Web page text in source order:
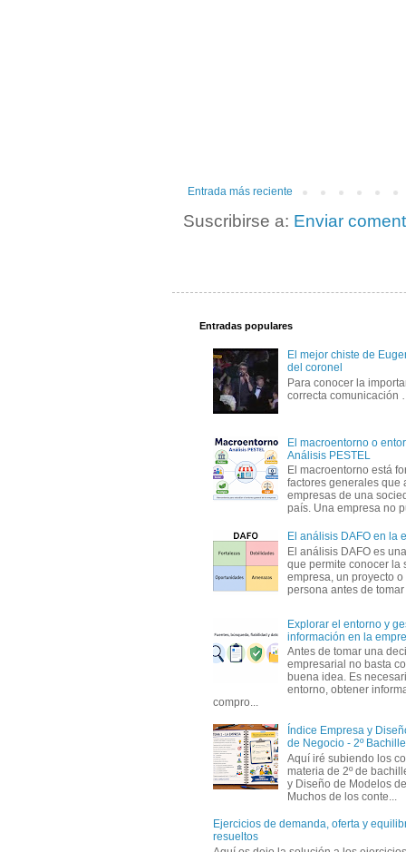
Entrada más reciente
Suscribirse a: Enviar
Entradas populares
El mejor chiste de
del coronel
Para conocer la
correcta
El macroentorno o
Análisis PESTEL
El macroentorno está
factores generales que
empresas de una
país. Una empresa no
El análisis DAFO en la
El análisis DAFO es
que permite conocer la
empresa, un proyecto
persona antes de
Explorar el entorno y
información en la
Antes de tomar una
empresarial no basta
buena idea. Es
entorno, obtener
compro...
Índice Empresa y
de Negocio - 2º
Aquí iré subiendo los
materia de 2º de
y Diseño de Modelos
Muchos de los conte...
Ejercicios de demanda, oferta y
resueltos